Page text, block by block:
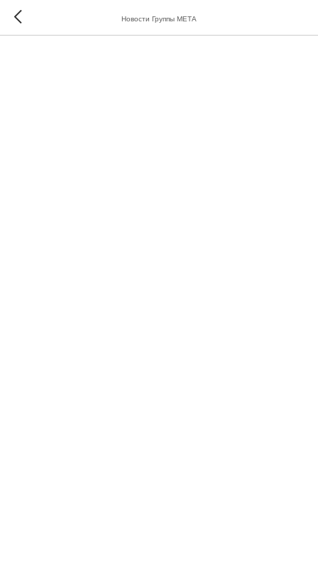
Новости Группы МЕТА